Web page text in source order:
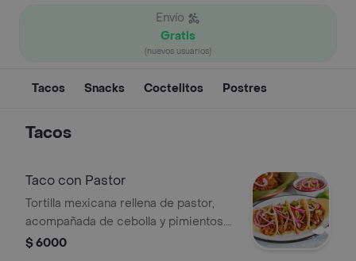
Envío
Gratis
(nuevos usuarios)
Tacos Snacks Coctelitos Postres
Tacos
Taco con Pastor
Tortilla mexicana rellena de pastor,
acompañada de cebolla y pimientos.
Incluye cebolla morada y chiles en
$ 6000